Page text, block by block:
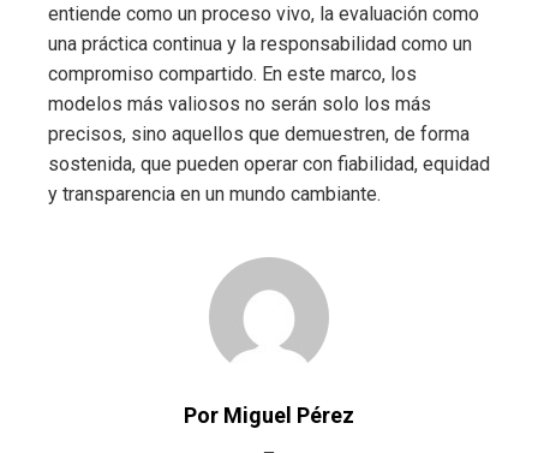
entiende como un proceso vivo, la evaluación como
una práctica continua y la responsabilidad como un
compromiso compartido. En este marco, los
modelos más valiosos no serán solo los más
precisos, sino aquellos que demuestren, de forma
sostenida, que pueden operar con fiabilidad, equidad
y transparencia en un mundo cambiante.
Por Miguel Pérez